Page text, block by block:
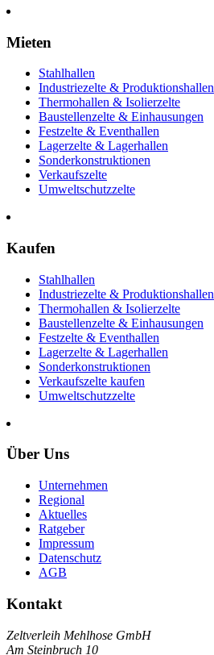
Mieten
Stahlhallen
Industriezelte & Produktionshallen
Thermohallen & Isolierzelte
Baustellenzelte & Einhausungen
Festzelte & Eventhallen
Lagerzelte & Lagerhallen
Sonderkonstruktionen
Verkaufszelte
Umweltschutzzelte
Kaufen
Stahlhallen
Industriezelte & Produktionshallen
Thermohallen & Isolierzelte
Baustellenzelte & Einhausungen
Festzelte & Eventhallen
Lagerzelte & Lagerhallen
Sonderkonstruktionen
Verkaufszelte kaufen
Umweltschutzzelte
Über Uns
Unternehmen
Regional
Aktuelles
Ratgeber
Impressum
Datenschutz
AGB
Kontakt
Zeltverleih Mehlhose GmbH
Am Steinbruch 10